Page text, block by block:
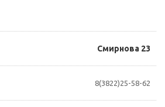
Смирнова 23
8(3822)25-58-62